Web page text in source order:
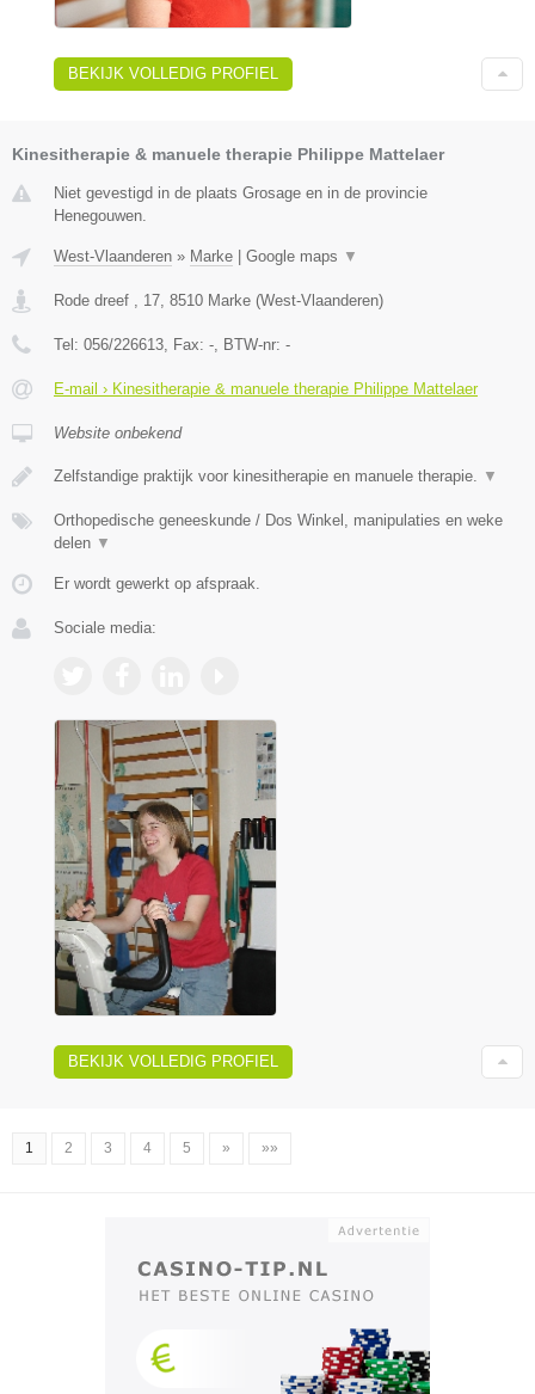
BEKIJK VOLLEDIG PROFIEL
Kinesitherapie & manuele therapie Philippe Mattelaer
Niet gevestigd in de plaats Grosage en in de provincie
Henegouwen.
West-Vlaanderen » Marke | Google maps ▼
Rode dreef , 17 8510 Marke (West-Vlaanderen)
Tel: 056/226613 , Fax: - , BTW-nr: -
E-mail › Kinesitherapie & manuele therapie Philippe Mattelaer
Website onbekend
Zelfstandige praktijk voor kinesitherapie en manuele therapie. ▼
Orthopedische geneeskunde / Dos Winkel, manipulaties en weke
delen ▼
Er wordt gewerkt op afspraak.
Sociale media:
BEKIJK VOLLEDIG PROFIEL
1 2 3 4 5 » »»